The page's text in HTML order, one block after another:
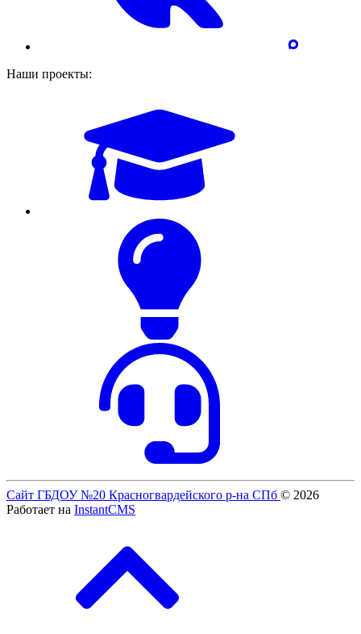
Наши проекты:
Сайт ГБДОУ №20 Красногвардейского р-на СПб © 2026
Работает на InstantCMS